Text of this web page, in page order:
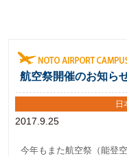
航空祭開催のお知ら
2017.9.25
日
今年もまた航空祭（能登